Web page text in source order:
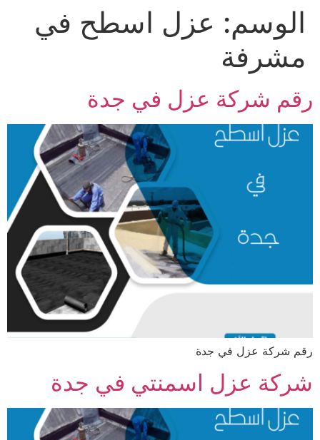
Skipالوسم: عزل اسطح في
مشرفة
رقم شركة عزل في جدة
رقم شركة عزل في جدة
شركة عزل اسمنتي في جدة